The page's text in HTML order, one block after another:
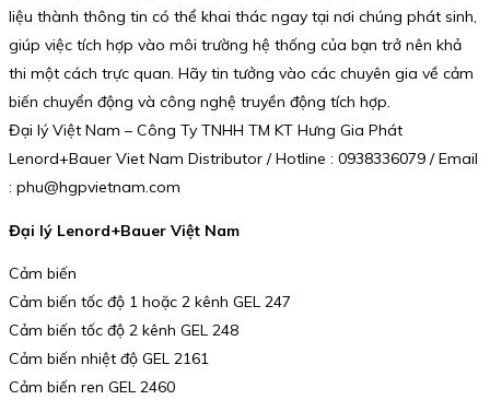
liệu thành thông tin có thể khai thác ngay tại nơi chúng phát sinh,
giúp việc tích hợp vào môi trường hệ thống của bạn trở nên khả
thi một cách trực quan. Hãy tin tưởng vào các chuyên gia về cảm
biến chuyển động và công nghệ truyền động tích hợp.
Đại lý Việt Nam – Công Ty TNHH TM KT Hưng Gia Phát
Lenord+Bauer Viet Nam Distributor / Hotline : 0938336079 / Email
: phu@hgpvietnam.com
Đại lý Lenord+Bauer Việt Nam
Cảm biến
Cảm biến tốc độ 1 hoặc 2 kênh GEL 247
Cảm biến tốc độ 2 kênh GEL 248
Cảm biến nhiệt độ GEL 2161
Cảm biến ren GEL 2460